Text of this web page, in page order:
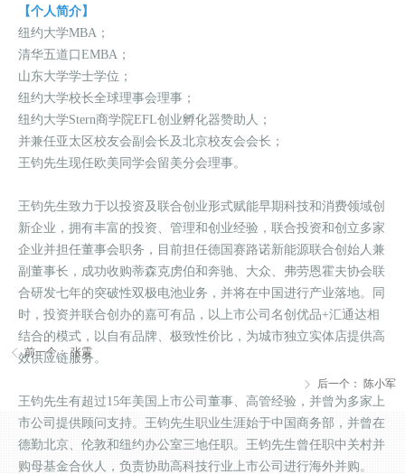
【个人简介】
纽约大学MBA；
清华五道口EMBA；
山东大学学士学位；
纽约大学校长全球理事会理事；
纽约大学Stern商学院EFL创业孵化器赞助人；
并兼任亚太区校友会副会长及北京校友会会长；
王钧先生现任欧美同学会留美分会理事。
王钧先生致力于以投资及联合创业形式赋能早期科技和消费领域创
新企业，拥有丰富的投资、管理和创业经验，联合投资和创立多家
企业并担任董事会职务，目前担任德国赛路诺新能源联合创始人兼
副董事长，成功收购蒂森克虏伯和奔驰、大众、弗劳恩霍夫协会联
合研发七年的突破性双极电池业务，并将在中国进行产业落地。同
时，投资并联合创办的嘉可有品，以上市公司名创优品+汇通达相
结合的模式，以自有品牌、极致性价比，为城市独立实体店提供高
效供应链服务。
王钧先生有超过15年美国上市公司董事、高管经验，并曾为多家上
市公司提供顾问支持。王钧先生职业生涯始于中国商务部，并曾在
德勤北京、伦敦和纽约办公室三地任职。王钧先生曾任职中关村并
购母基金合伙人，负责协助高科技行业上市公司进行海外并购。
ꁣ 前一个： 张震
ꁕ 后一个： 陈小军